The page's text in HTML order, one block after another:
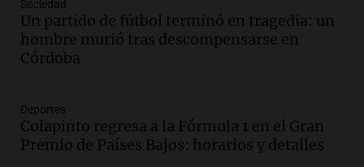
Audio.Casabindo se prepara para una
celebración única: 30.000 turistas y el
tradicional Toreo de la Vincha
Audio. Borges, abogada de Pourrain:
"Tres hombres se lo llevaron para
hacerle preguntas y nunca regresó"
Sociedad
Un partido de fútbol terminó en tragedia: un
hombre murió tras descompensarse en
Córdoba
Deportes
Colapinto regresa a la Fórmula 1 en el Gran
Premio de Países Bajos: horarios y detalles